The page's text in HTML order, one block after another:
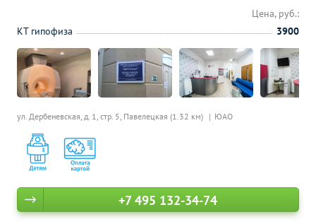
ул. Дербеневская, д. 1, стр. 5, Павелецкая (1.32 км) ЮАО
Цена, руб.:
КТ гипофиза
3900
+7 495 132-34-74